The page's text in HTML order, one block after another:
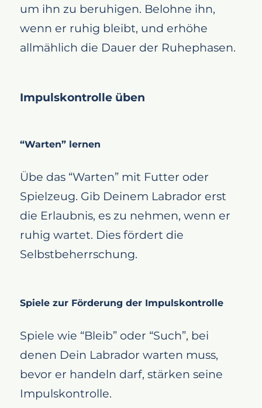
um ihn zu beruhigen. Belohne ihn,
wenn er ruhig bleibt, und erhöhe
allmählich die Dauer der Ruhephasen.
Impulskontrolle üben
“Warten” lernen
Übe das “Warten” mit Futter oder
Spielzeug. Gib Deinem Labrador erst
die Erlaubnis, es zu nehmen, wenn er
ruhig wartet. Dies fördert die
Selbstbeherrschung.
Spiele zur Förderung der Impulskontrolle
Spiele wie “Bleib” oder “Such”, bei
denen Dein Labrador warten muss,
bevor er handeln darf, stärken seine
Impulskontrolle.